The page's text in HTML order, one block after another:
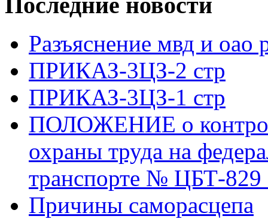
Разъяснение мвд и оао
ПРИКАЗ-3ЦЗ-2 стр
ПРИКАЗ-3ЦЗ-1 стр
ПОЛОЖЕНИЕ о
охраны труда на
транспорте № ЦБТ-829
Причины саморасцепа